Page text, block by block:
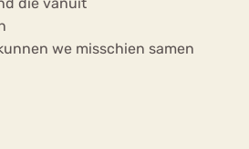
we misschien samen